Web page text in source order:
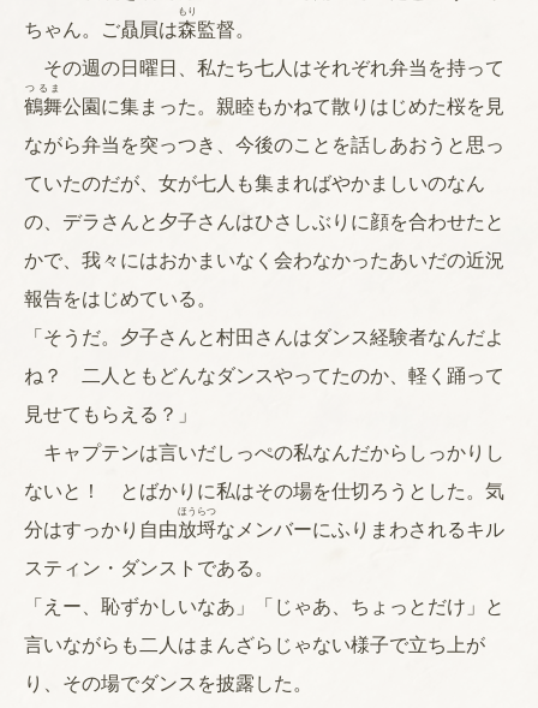
ちゃん。ご贔屓は森
もり
監督。
その週の日曜日、私たち七人はそれぞれ弁当を持って
鶴舞
つるま
公園に集まった。親睦もかねて散りはじめた桜を見
ながら弁当を突っつき、今後のことを話しあおうと思っ
ていたのだが、女が七人も集まればやかましいのなん
の、デラさんと夕子さんはひさしぶりに顔を合わせたと
かで、我々にはおかまいなく会わなかったあいだの近況
報告をはじめている。
「そうだ。夕子さんと村田さんはダンス経験者なんだよ
ね？ 二人ともどんなダンスやってたのか、軽く踊って
見せてもらえる？」
キャプテンは言いだしっぺの私なんだからしっかりし
ないと！ とばかりに私はその場を仕切ろうとした。気
分はすっかり自由放埒
ほうらつ
なメンバーにふりまわされるキル
スティン・ダンストである。
「えー、恥ずかしいなあ」「じゃあ、ちょっとだけ」と
言いながらも二人はまんざらじゃない様子で立ち上が
り、その場でダンスを披露した。